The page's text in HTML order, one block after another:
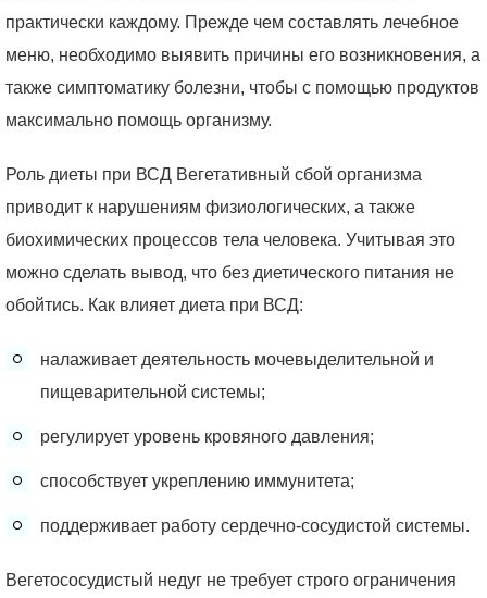
практически каждому. Прежде чем составлять лечебное
меню, необходимо выявить причины его возникновения, а
также симптоматику болезни, чтобы с помощью продуктов
максимально помощь организму.
Роль диеты при ВСД Вегетативный сбой организма
приводит к нарушениям физиологических, а также
биохимических процессов тела человека. Учитывая это
можно сделать вывод, что без диетического питания не
обойтись. Как влияет диета при ВСД:
налаживает деятельность мочевыделительной и
пищеварительной системы;
регулирует уровень кровяного давления;
способствует укреплению иммунитета;
поддерживает работу сердечно-сосудистой системы.
Вегетососудистый недуг не требует строго ограничения